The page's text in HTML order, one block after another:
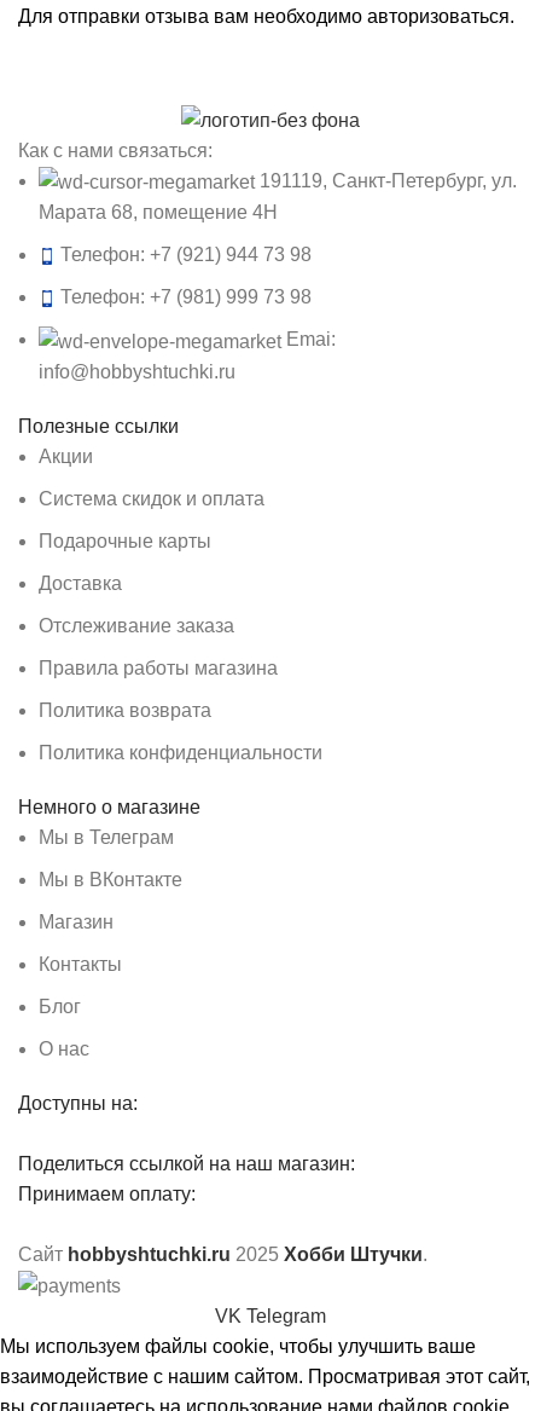
Для отправки отзыва вам необходимо авторизоваться.
Как с нами связаться:
191119, Санкт-Петербург, ул.
Марата 68, помещение 4Н
Телефон: +7 (921) 944 73 98
Телефон: +7 (981) 999 73 98
Emai:
info@hobbyshtuchki.ru
Полезные ссылки
Акции
Система скидок и оплата
Подарочные карты
Доставка
Отслеживание заказа
Правила работы магазина
Политика возврата
Политика конфиденциальности
Немного о магазине
Мы в Телеграм
Мы в ВКонтакте
Магазин
Контакты
Блог
О нас
Доступны на:
Поделиться ссылкой на наш магазин:
Принимаем оплату:
Сайт hobbyshtuchki.ru 2025 Хобби Штучки.
VK Telegram
Мы используем файлы cookie, чтобы улучшить ваше
взаимодействие с нашим сайтом. Просматривая этот сайт,
вы соглашаетесь на использование нами файлов cookie.